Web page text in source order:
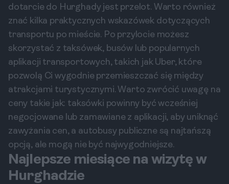
dotarcie do Hurghady jest przelot. Warto również
znać kilka praktycznych wskazówek dotyczących
transportu po mieście. Po przylocie możesz
skorzystać z taksówek, busów lub popularnych
aplikacji transportowych, takich jak Uber, które
pozwolą Ci wygodnie przemieszczać się między
atrakcjami turystycznymi. Warto zwrócić uwagę na
ceny takie jak: taksówki powinny być wcześniej
negocjowane lub zamawiane z aplikacji, aby uniknąć
zawyżania cen, a autobusy publiczne są najtańszą
opcją, ale mogą nie być najwygodniejsze.
Najlepsze miesiące na wizytę w
Hurghadzie